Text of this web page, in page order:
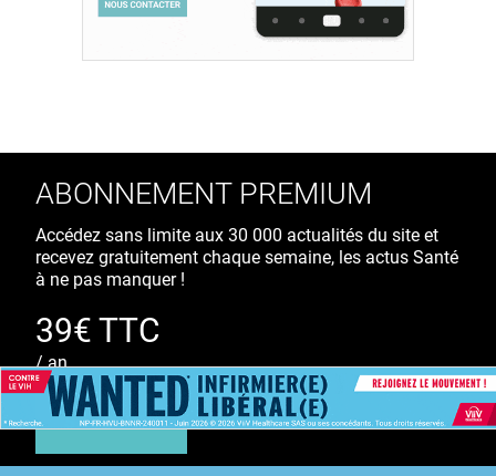
ABONNEMENT PREMIUM
Accédez sans limite aux 30 000 actualités du site et
recevez gratuitement chaque semaine, les actus Santé
à ne pas manquer !
39€ TTC
/ an
S'ABONNER